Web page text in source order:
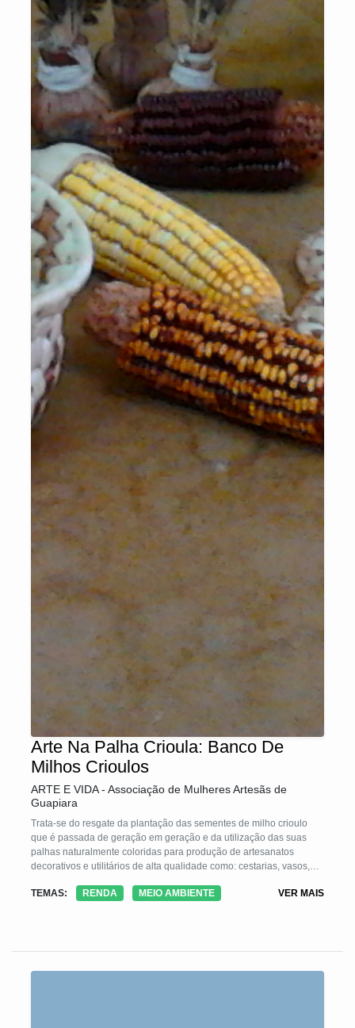
Arte Na Palha Crioula: Banco De
Milhos Crioulos
ARTE E VIDA - Associação de Mulheres Artesãs de
Guapiara
Trata-se do resgate da plantação das sementes de milho crioulo
que é passada de geração em geração e da utilização das suas
palhas naturalmente coloridas para produção de artesanatos
decorativos e utilitários de alta qualidade como: cestarias, vasos,
chapéu, revestimento em moveis entre outras peças.
TEMAS: RENDA MEIO AMBIENTE VER MAIS